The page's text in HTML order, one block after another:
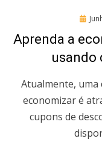
Aprenda a
usando
Atualmente, uma
economizar é
cupons de